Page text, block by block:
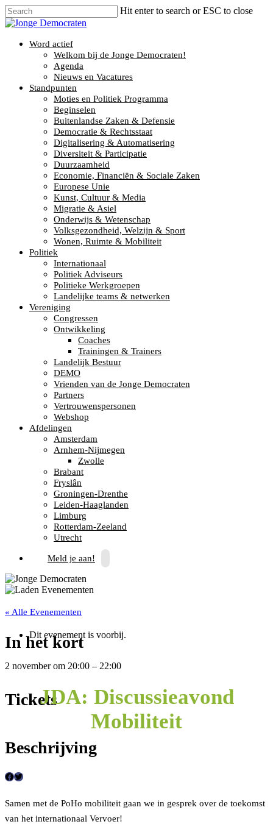
Hit enter to search or ESC to close
Word actief
Welkom bij de Jonge Democraten!
Agenda
Nieuws en Vacatures
Standpunten
Moties en Politiek Programma
Beginselen
Buitenlandse Zaken & Defensie
Democratie & Rechtsstaat
Digitalisering & Automatisering
Diversiteit & Participatie
Duurzaamheid
Economie, Financiën & Sociale Zaken
Europese Unie
Kunst, Cultuur & Media
Migratie & Asiel
Onderwijs & Wetenschap
Volksgezondheid, Welzijn & Sport
Wonen, Ruimte & Mobiliteit
Politiek
Internationaal
Politiek Adviseurs
Politieke Werkgroepen
Landelijke teams & netwerken
Vereniging
Congressen
Ontwikkeling
Coaches
Trainingen & Trainers
Landelijk Bestuur
DEMO
Vrienden van de Jonge Democraten
Partners
Vertrouwenspersonen
Webshop
Afdelingen
Amsterdam
Arnhem-Nijmegen
Zwolle
Brabant
Fryslân
Groningen-Drenthe
Leiden-Haaglanden
Limburg
Rotterdam-Zeeland
Utrecht
Meld je aan!
« Alle Evenementen
Dit evenement is voorbij.
JDA: Discussieavond
Mobiliteit
In het kort
2 novemberom 20:00 – 22:00
Tickets
Beschrijving
F
a
T
Samen met de PoHo mobiliteit gaan we in gesprek over de toekomst
van het internationaal Vervoer!